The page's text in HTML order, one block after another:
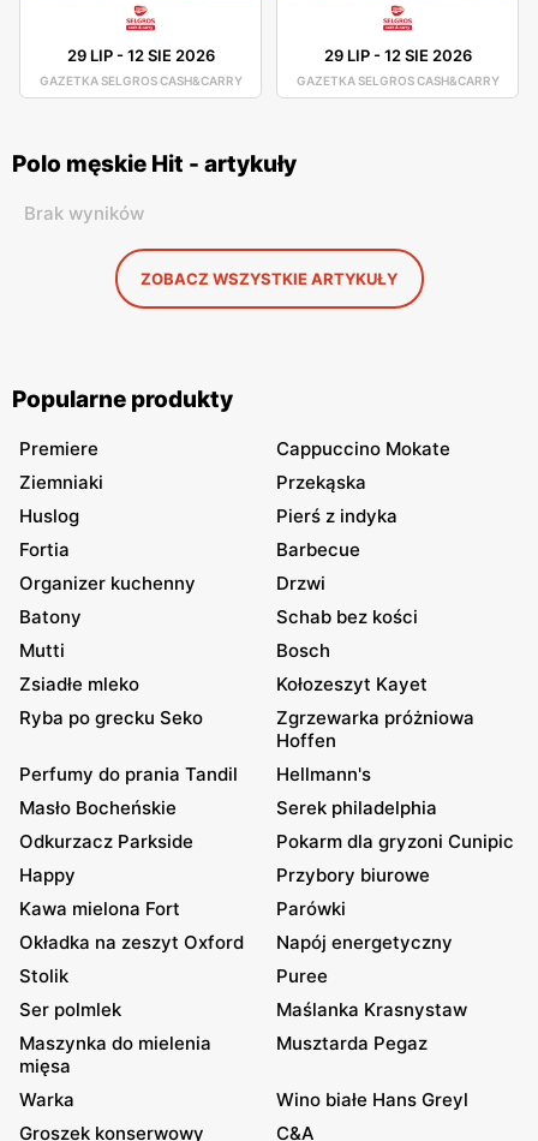
29 LIP-12 SIE 2026
GAZETKA SELGROS CASH&CARRY
29 LIP-12 SIE 2026
GAZETKA SELGROS CASH&CARRY
Polo męskie Hit - artykuły
Brak wyników
ZOBACZ WSZYSTKIE ARTYKUŁY
Popularne produkty
Premiere
Cappuccino Mokate
Ziemniaki
Przekąska
Huslog
Pierś z indyka
Fortia
Barbecue
Organizer kuchenny
Drzwi
Batony
Schab bez kości
Mutti
Bosch
Zsiadłe mleko
Kołozeszyt Kayet
Ryba po grecku Seko
Zgrzewarka próżniowa
Hoffen
Perfumy do prania Tandil
Hellmann's
Masło Bocheńskie
Serek philadelphia
Odkurzacz Parkside
Pokarm dla gryzoni Cunipic
Happy
Przybory biurowe
Kawa mielona Fort
Parówki
Okładka na zeszyt Oxford
Napój energetyczny
Stolik
Puree
Ser polmlek
Maślanka Krasnystaw
Maszynka do mielenia
mięsa
Musztarda Pegaz
Warka
Wino białe Hans Greyl
Groszek konserwowy
C&A